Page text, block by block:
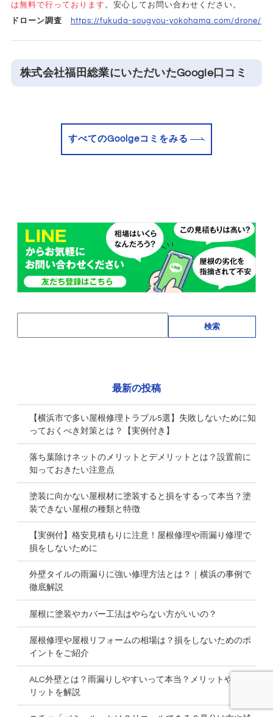
は無料で行っております 。安心してお問い合わせください。
ドローン調査
https://fukuda-sougyou-yokohama.com/drone/
株式会社福田総業にいただいたGoogle口コミ
すべてのGoolgeコミをみる
検索
最新の投稿
【横浜市で多い屋根修理トラブル5選】失敗しないために知
っておくべき対策とは？【実例付き】
落ち葉除けネットのメリットとデメリットとは？設置前に
知っておきたい注意点
塗装に向かない屋根材に塗装すると損をするって本当？塗
装できない屋根の種類と特徴
【実例付】格安見積もりに注意！屋根修理や雨漏り修理で
損をしないために
外壁タイルの雨漏りに強い修理方法とは？｜横浜の事例で
徹底解説
屋根に塗装やカバー工法はやらない方がいいの？
屋根修理や屋根リフォームの相場は？損をしないためのポ
イントをご紹介
ALC外壁とは？雨漏りしやすいって本当？メリットやデメ
リットを解説